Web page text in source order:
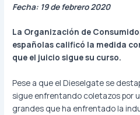
Fecha: 19 de febrero 2020
La Organización de
españolas calificó la medida
que el juicio sigue su curso.
Pese a que el Dieselgate se
sigue enfrentando coletazos por
grandes que ha enfrentado la